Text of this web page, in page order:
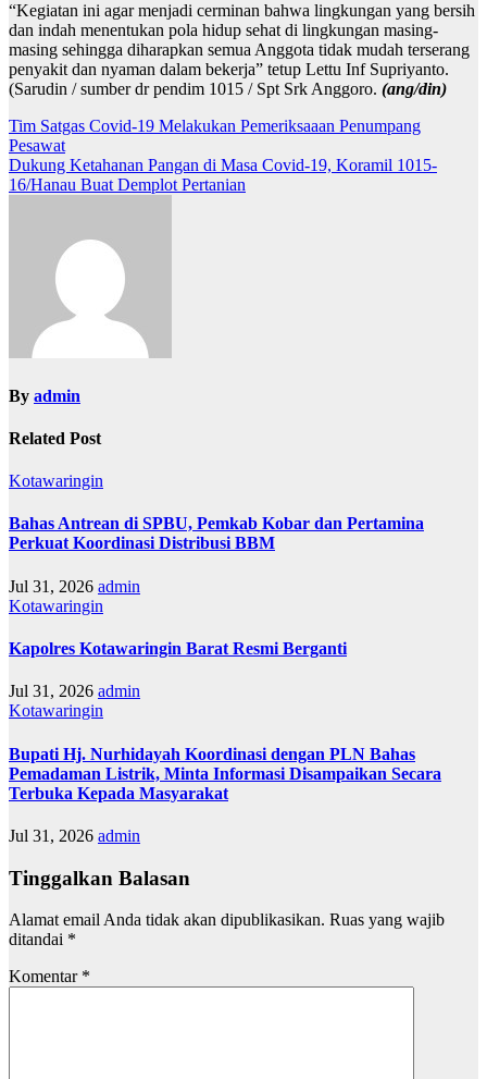
“Kegiatan ini agar menjadi cerminan bahwa lingkungan yang bersih
dan indah menentukan pola hidup sehat di lingkungan masing-
masing sehingga diharapkan semua Anggota tidak mudah terserang
penyakit dan nyaman dalam bekerja” tetup Lettu Inf Supriyanto.
(Sarudin / sumber dr pendim 1015 / Spt Srk Anggoro. (ang/din)
Navigasi
pos
Tim Satgas Covid-19 Melakukan Pemeriksaaan Penumpang
Pesawat
Dukung Ketahanan Pangan di Masa Covid-19, Koramil 1015-
16/Hanau Buat Demplot Pertanian
By admin
Related Post
Kotawaringin
Bahas Antrean di SPBU, Pemkab Kobar dan Pertamina
Perkuat Koordinasi Distribusi BBM
Jul 31, 2026 admin
Kotawaringin
Kapolres Kotawaringin Barat Resmi Berganti
Jul 31, 2026 admin
Kotawaringin
Bupati Hj. Nurhidayah Koordinasi dengan PLN Bahas
Pemadaman Listrik, Minta Informasi Disampaikan Secara
Terbuka Kepada Masyarakat
Jul 31, 2026 admin
Tinggalkan Balasan
Alamat email Anda tidak akan dipublikasikan. Ruas yang wajib
ditandai *
Komentar *